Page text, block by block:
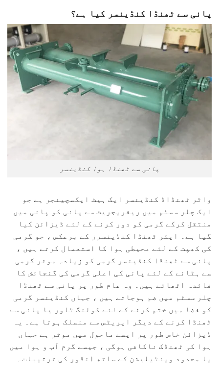
پانی سے ٹھنڈا کنڈینسر کیا ہے؟
پانی سے ٹھنڈا ہوا کنڈینسر
واٹر ٹھنڈاڈ کنڈینسر ایک ہیٹ ایکسچینجر ہے جو
ایک چلر سسٹم میں ریفریجریٹ سے پانی کو پانی میں
منتقل کرکے گرمی کو دور کرنے کے لئے ڈیزائن کیا
گیا ہے۔ ایئر ٹھنڈا کنڈینسرز کے برعکس ، جو گرمی
کی کھپت کے لئے محیطی ہوا کا استعمال کرتے ہیں ،
پانی سے ٹھنڈا کنڈینسر گرمی کو زیادہ موثر گرمی
سے ہٹانے کے لئے پانی کی اعلی گرمی کی گنجائش کا
فائدہ اٹھاتے ہیں۔ وہ عام طور پر پانی سے ٹھنڈا
چلر سسٹم میں ضم ہوجاتے ہیں ، جہاں کنڈینسر گرمی
کو فضا میں ختم کرنے کے لئے کولنگ ٹاور یا پانی سے
ٹھنڈا کرنے کے دیگر اپریٹس سے منسلک ہوتا ہے۔ یہ
ڈیزائن خاص طور پر ایسے ماحول میں موثر ہے جہاں
ہوا کی ٹھنڈک ناکافی ہوگی ، جیسے گرم آب و ہوا میں
یا محدود وینٹیلیشن کے ساتھ انڈور کی ترتیبات۔